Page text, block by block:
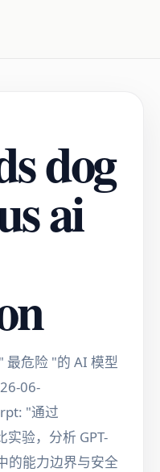
dog
ai
危险 "的 AI 模型
06-
"通过
实验，分析 GPT-
的能力边界与安全